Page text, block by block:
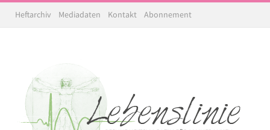
Heftarchiv Mediadaten Kontakt Abonnement